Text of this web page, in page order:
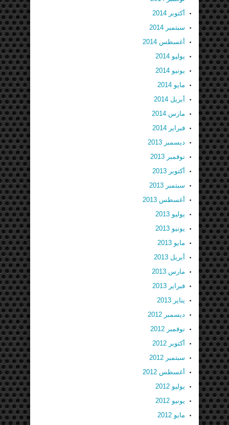
أكتوبر 2014
سبتمبر 2014
أغسطس 2014
يوليو 2014
يونيو 2014
مايو 2014
أبريل 2014
مارس 2014
فبراير 2014
ديسمبر 2013
نوفمبر 2013
أكتوبر 2013
سبتمبر 2013
أغسطس 2013
يوليو 2013
يونيو 2013
مايو 2013
أبريل 2013
مارس 2013
فبراير 2013
يناير 2013
ديسمبر 2012
نوفمبر 2012
أكتوبر 2012
سبتمبر 2012
أغسطس 2012
يوليو 2012
يونيو 2012
مايو 2012